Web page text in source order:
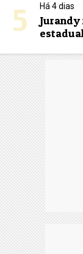
5 Há 4 dias